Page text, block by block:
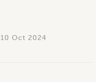
10 Oct 2024